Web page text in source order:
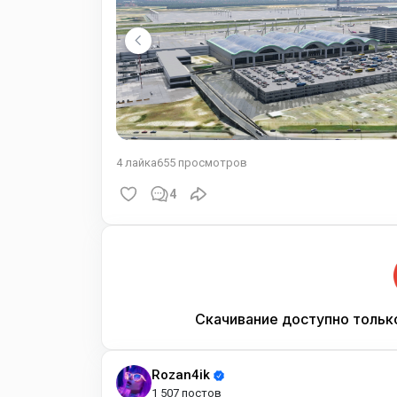
4лайка655 просмотров
4
Скачивание доступно
Rozan4ik
1 507 постов